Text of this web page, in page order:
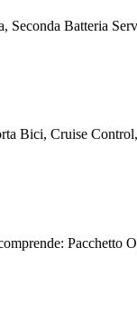
Batteria
Bici, Cruise
Pacchetto